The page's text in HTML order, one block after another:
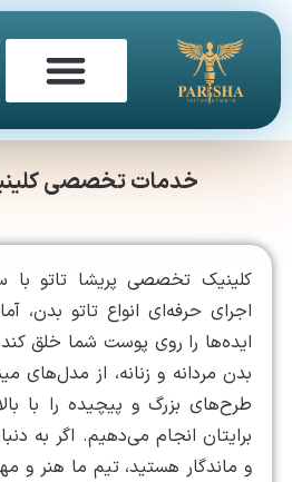
خدمات تخصصی
کلینیک تخصصی پریشا تاتو با
اجرای حرفه‌ای انواع تاتو بدن،
ایده‌ها را روی پوست شما خلق
بدن مردانه و زنانه، از مدل‌های
طرح‌های بزرگ و پیچیده را با
برایتان انجام می‌دهیم. اگر به
و ماندگار هستید، تیم ما هنر و